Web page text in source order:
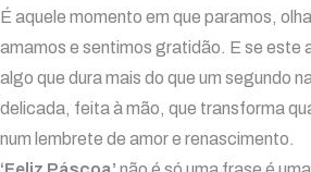
É aquele momento em que paramos,
amamos e sentimos gratidão. E se este
algo que dura mais do que um segundo
delicada, feita à mão, que transforma
num lembrete de amor e renascimento.